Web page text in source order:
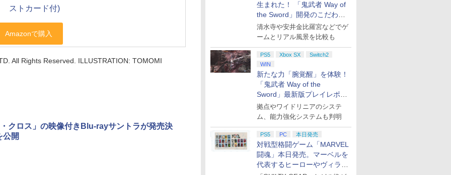
生まれた！ 「鬼武者 Way of
the Sword」開発のこだわり
を目撃！
清水寺や安井金比羅宮などでゲ
ームとリアル風景を比較も
PS5 Xbox SX
Switch2
WIN
新たな力「腕覚醒」を体験！
「鬼武者 Way of the
Sword」最新版プレイレポー
ト
拠点やワイドリニアのシステ
ム、能力強化システムも判明
PS5 PC 本日発売
対戦型格闘ゲーム「MARVEL
闘魂」本日発売。マーベルを
代表するヒーローやヴィラン
ストカード付)
All Rights Reserved. ILLUSTRATION: TOMOMI
クロス」の映像付きBlu-rayサントラが発売決
公開